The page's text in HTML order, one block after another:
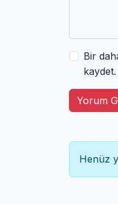
Bir
kaydet.
Yorum
Henüz